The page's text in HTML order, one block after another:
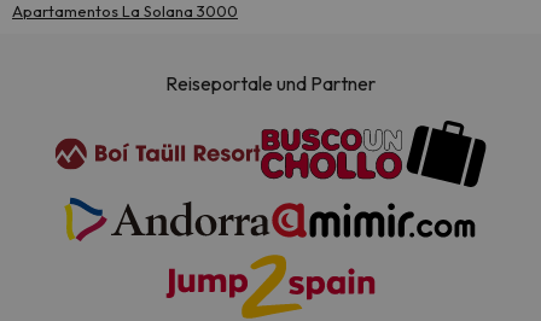
Apartamentos La Solana 3000
Reiseportale und Partner